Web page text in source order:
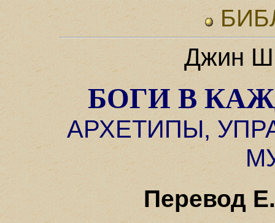
Джин
БОГИ В
АРХЕТИПЫ,
Перевод